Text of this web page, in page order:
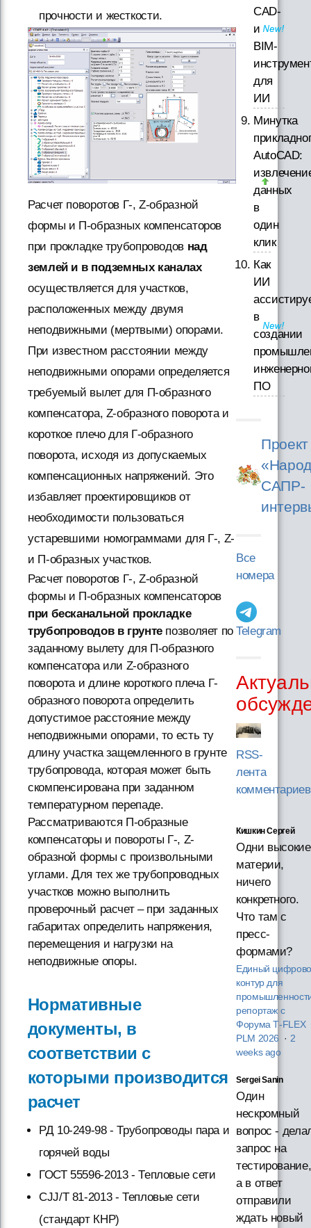
прочности и жесткости.
Расчет поворотов Г-, Z-образной
формы и П-образных компенсаторов
при прокладке трубопроводов над
землей и в подземных каналах
осуществляется для участков,
расположенных между двумя
неподвижными (мертвыми) опорами.
При известном расстоянии между
неподвижными опорами определяется
требуемый вылет для П-образного
компенсатора, Z-образного поворота и
короткое плечо для Г-образного
поворота, исходя из допускаемых
компенсационных напряжений. Это
избавляет проектировщиков от
необходимости пользоваться
устаревшими номограммами для Г-, Z-
и П-образных участков.
Расчет поворотов Г-, Z-образной
формы и П-образных компенсаторов
при бесканальной прокладке
трубопроводов в грунтепозволяет по
заданному вылету для П-образного
компенсатора или Z-образного
поворота и длине короткого плеча Г-
образного поворота определить
допустимое расстояние между
неподвижными опорами, то есть ту
длину участка защемленного в грунте
трубопровода, которая может быть
скомпенсирована при заданном
температурном перепаде.
Рассматриваются П-образные
компенсаторы и повороты Г-, Z-
образной формы с произвольными
углами. Для тех же трубопроводных
участков можно выполнить
проверочный расчет – при заданных
габаритах определить напряжения,
перемещения и нагрузки на
неподвижные опоры.
Нормативные
документы, в
соответствии с
которыми производится
расчет
РД 10-249-98 - Трубопроводы пара и
горячей воды
ГОСТ 55596-2013 - Тепловые сети
CJJ/T 81-2013 - Тепловые сети
(стандарт КНР)
CAD-
и
BIM-
для
ИИ
Минутка
AutoCAD:
данных
в
один
клик
Как
ИИ
в
создании
ПО
Проект
САПР-
Все
номера
Telegram
RSS-
лента
комментариев
Кишкин Сергей
Одни высокие
материи,
ничего
конкретного.
Что там с
пресс-
формами?
Единый
контур для
репортаж с
Форума T‑FLEX
PLM 2026 · 2
weeks ago
Sergei Sanin
Один
нескромный
вопрос -
запрос на
тестирование,
а в ответ
отправили
ждать новый